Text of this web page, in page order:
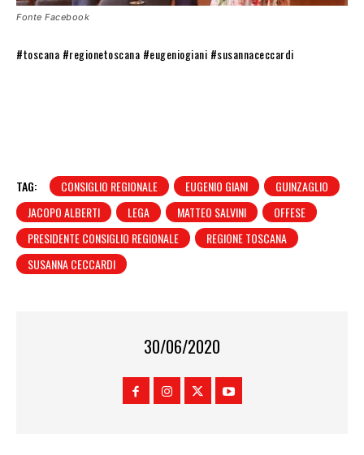
Fonte Facebook
#toscana #regionetoscana #eugeniogiani #susannaceccardi
TAG: CONSIGLIO REGIONALE EUGENIO GIANI
GUINZAGLIO
JACOPO ALBERTI
LEGA MATTEO SALVINI
OFFESE
PRESIDENTE CONSIGLIO REGIONALE
REGIONE TOSCANA
SUSANNA CECCARDI
30/06/2020